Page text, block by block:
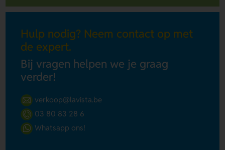
Hulp nodig? Neem contact op met
de expert.
Bij vragen helpen we je graag
verder!
verkoop@lavista.be
03 80 83 28 6
Whatsapp ons!